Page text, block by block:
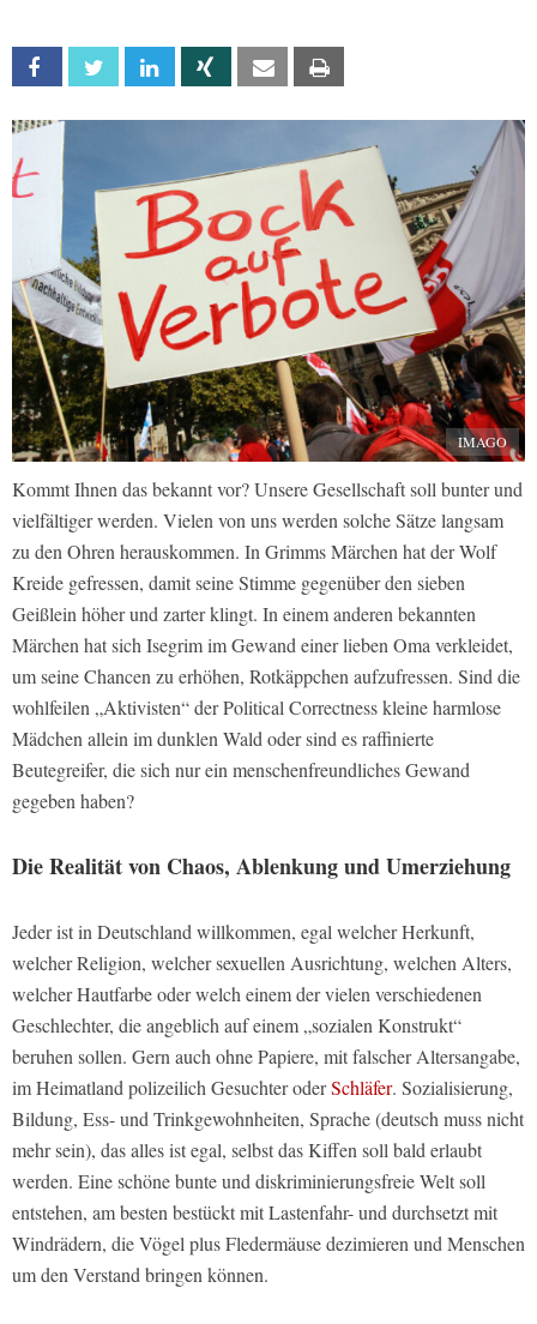
Facebook Twitter Linkedin Xing Email
IMAGO
Kommt Ihnen das bekannt vor? Unsere Gesellschaft soll bunter und
vielfältiger werden. Vielen von uns werden solche Sätze langsam
zu den Ohren herauskommen. In Grimms Märchen hat der Wolf
Kreide gefressen, damit seine Stimme gegenüber den sieben
Geißlein höher und zarter klingt. In einem anderen bekannten
Märchen hat sich Isegrim im Gewand einer lieben Oma verkleidet,
um seine Chancen zu erhöhen, Rotkäppchen aufzufressen. Sind die
wohlfeilen „Aktivisten“ der Political Correctness kleine harmlose
Mädchen allein im dunklen Wald oder sind es raffinierte
Beutegreifer, die sich nur ein menschenfreundliches Gewand
gegeben haben?
Die Realität von Chaos, Ablenkung und Umerziehung
Jeder ist in Deutschland willkommen, egal welcher Herkunft,
welcher Religion, welcher sexuellen Ausrichtung, welchen Alters,
welcher Hautfarbe oder welch einem der vielen verschiedenen
Geschlechter, die angeblich auf einem „sozialen Konstrukt“
beruhen sollen. Gern auch ohne Papiere, mit falscher Altersangabe,
im Heimatland polizeilich Gesuchter oderSchläfer. Sozialisierung,
Bildung, Ess- und Trinkgewohnheiten, Sprache (deutsch muss nicht
mehr sein), das alles ist egal, selbst das Kiffen soll bald erlaubt
werden. Eine schöne bunte und diskriminierungsfreie Welt soll
entstehen, am besten bestückt mit Lastenfahr- und durchsetzt mit
Windrädern, die Vögel plus Fledermäuse dezimieren und Menschen
um den Verstand bringen können.